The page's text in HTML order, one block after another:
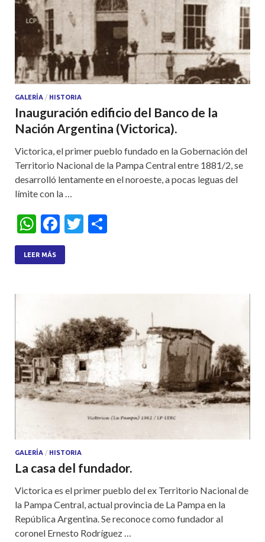
GALERÍA / HISTORIA
Inauguración edificio del Banco de la
Nación Argentina (Victorica).
Victorica, el primer pueblo fundado en la Gobernación del
Territorio Nacional de la Pampa Central entre 1881/2, se
desarrolló lentamente en el noroeste, a pocas leguas del
límite con la …
W
h
at
p
p
F
ac
e
o
k
T
LEER MÁS
GALERÍA / HISTORIA
La casa del fundador.
Victorica es el primer pueblo del ex Territorio Nacional de
la Pampa Central, actual provincia de La Pampa en la
República Argentina. Se reconoce como fundador al
coronel Ernesto Rodríguez …